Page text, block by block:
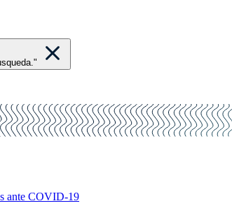
ante COVID-19